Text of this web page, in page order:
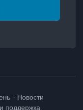
- Новости
поддержка